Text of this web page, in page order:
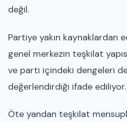
değil.
Partiye yakın kaynaklardan
genel merkezin teşkilat
ve parti içindeki dengeleri
değerlendirdiği ifade ediliyor.
Öte yandan teşkilat